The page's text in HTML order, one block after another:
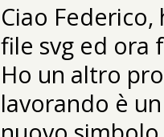
Ciao
file svg ed ora
Ho un altro
lavorando è